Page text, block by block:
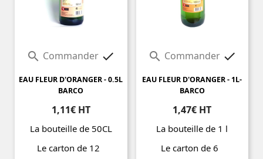
 Commander 
EAU FLEUR D'ORANGER - 0.5L
BARCO
1,11€ HT
La bouteille de 50CL
Le carton de 12
 Commander 
EAU FLEUR D'ORANGER - 1L-
BARCO
1,47€ HT
La bouteille de 1 l
Le carton de 6